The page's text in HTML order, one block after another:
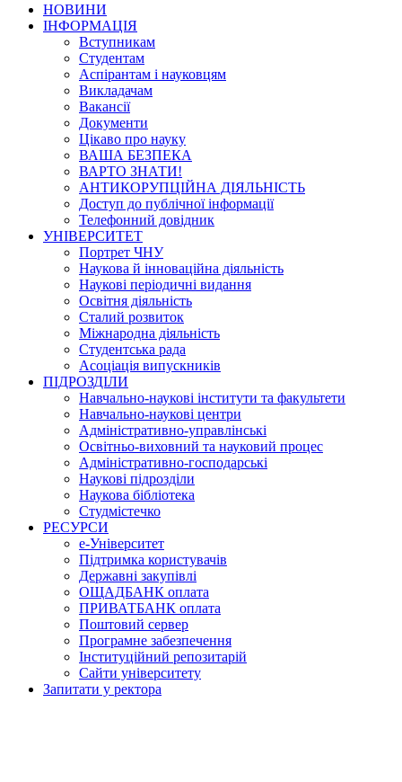
НОВИНИ
ІНФОРМАЦІЯ
Вступникам
Студентам
Аспірантам і науковцям
Викладачам
Вакансії
Документи
Цікаво про науку
ВАША БЕЗПЕКА
ВАРТО ЗНАТИ!
АНТИКОРУПЦІЙНА ДІЯЛЬНІСТЬ
Доступ до публічної інформації
Телефонний довідник
УНІВЕРСИТЕТ
Портрет ЧНУ
Наукова й інноваційна діяльність
Наукові періодичні видання
Освітня діяльність
Сталий розвиток
Міжнародна діяльність
Студентська рада
Асоціація випускників
ПІДРОЗДІЛИ
Навчально-наукові інститути та факультети
Навчально-наукові центри
Адміністративно-управлінські
Освітньо-виховний та науковий процес
Адміністративно-господарські
Наукові підрозділи
Наукова бібліотека
Студмістечко
РЕСУРСИ
е-Університет
Підтримка користувачів
Державні закупівлі
ОЩАДБАНК оплата
ПРИВАТБАНК оплата
Поштовий сервер
Програмне забезпечення
Інституційний репозитарій
Сайти університету
Запитати у ректора